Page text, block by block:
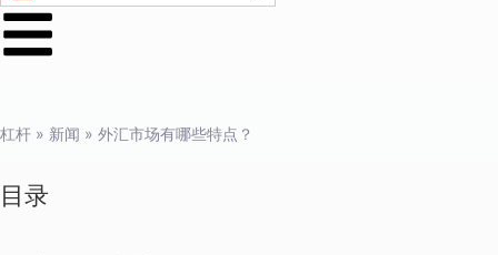
杠杆 » 新闻 » 外汇市场有哪些特点？
目录